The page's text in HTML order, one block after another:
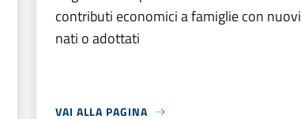
contributi economici a famiglie con nuovi
nati o adottati
VAI ALLA PAGINA